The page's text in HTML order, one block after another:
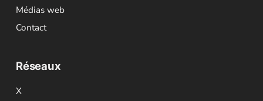
Médias web
Contact
Réseaux
X